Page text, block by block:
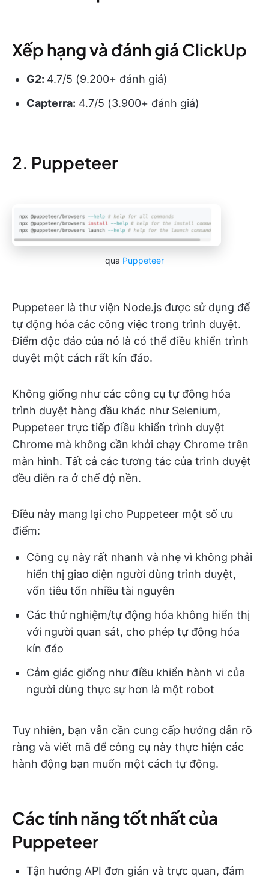
Xếp hạng và đánh giá ClickUp
G2: 4.7/5 (9.200+ đánh giá)
Capterra: 4.7/5 (3.900+ đánh giá)
2. Puppeteer
qua Puppeteer
Puppeteer là thư viện Node.js được sử dụng để
tự động hóa các công việc trong trình duyệt.
Điểm độc đáo của nó là có thể điều khiển trình
duyệt một cách rất kín đáo.
Không giống như các công cụ tự động hóa
trình duyệt hàng đầu khác như Selenium,
Puppeteer trực tiếp điều khiển trình duyệt
Chrome mà không cần khởi chạy Chrome trên
màn hình. Tất cả các tương tác của trình duyệt
đều diễn ra ở chế độ nền.
Điều này mang lại cho Puppeteer một số ưu
điểm:
Công cụ này rất nhanh và nhẹ vì không phải
hiển thị giao diện người dùng trình duyệt,
vốn tiêu tốn nhiều tài nguyên
Các thử nghiệm/tự động hóa không hiển thị
với người quan sát, cho phép tự động hóa
kín đáo
Cảm giác giống như điều khiển hành vi của
người dùng thực sự hơn là một robot
Tuy nhiên, bạn vẫn cần cung cấp hướng dẫn rõ
ràng và viết mã để công cụ này thực hiện các
hành động bạn muốn một cách tự động.
Các tính năng tốt nhất của
Puppeteer
Tận hưởng API đơn giản và trực quan, đảm